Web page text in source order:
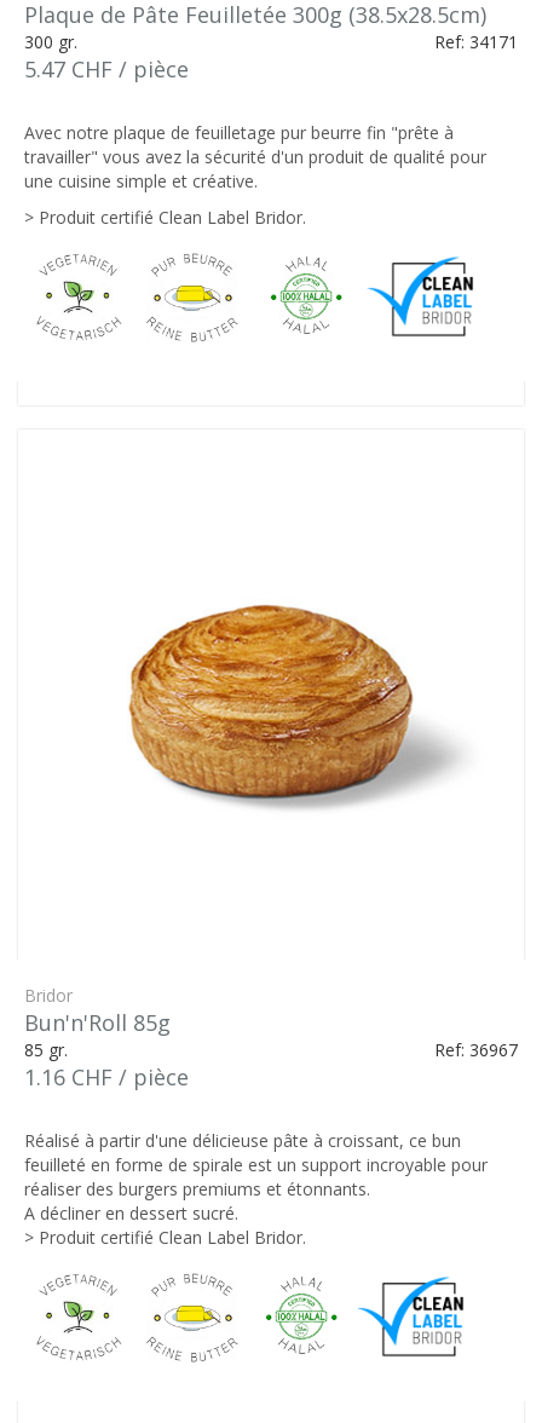
Plaque de Pâte Feuilletée 300g (38.5x28.5cm)
300 gr. Ref: 34171
5.47 CHF / pièce
Avec notre plaque de feuilletage pur beurre fin "prête à
travailler" vous avez la sécurité d'un produit de qualité pour
une cuisine simple et créative.
> Produit certifié Clean Label Bridor.
Bridor
Bun'n'Roll 85g
85 gr. Ref: 36967
1.16 CHF / pièce
Réalisé à partir d'une délicieuse pâte à croissant, ce bun
feuilleté en forme de spirale est un support incroyable pour
réaliser des burgers premiums et étonnants.
A décliner en dessert sucré.
> Produit certifié Clean Label Bridor.